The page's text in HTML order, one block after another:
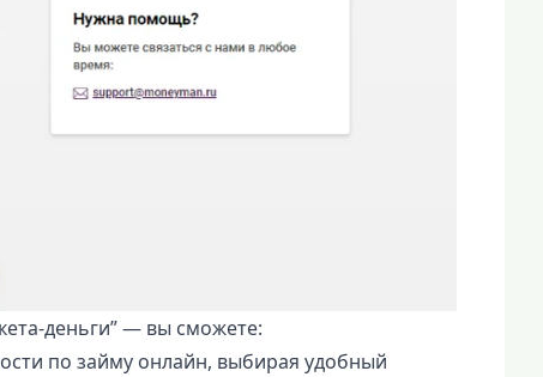
деньги” — вы сможете:
по займу онлайн, выбирая удобный